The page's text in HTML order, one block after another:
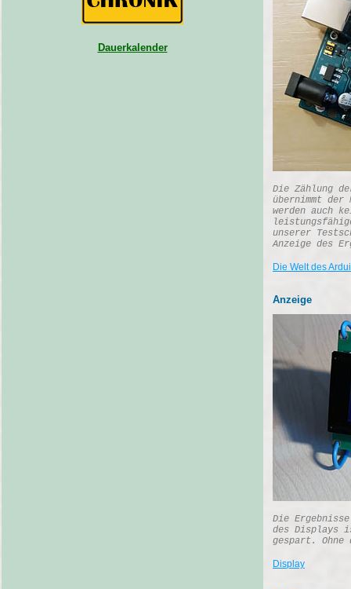
Dauerkalender
Die Zählung
übernimmt
werden auch
unserer
Anzeige des
Die Welt des
Anzeige
Die
des Displays
gespart. Ohne
Display